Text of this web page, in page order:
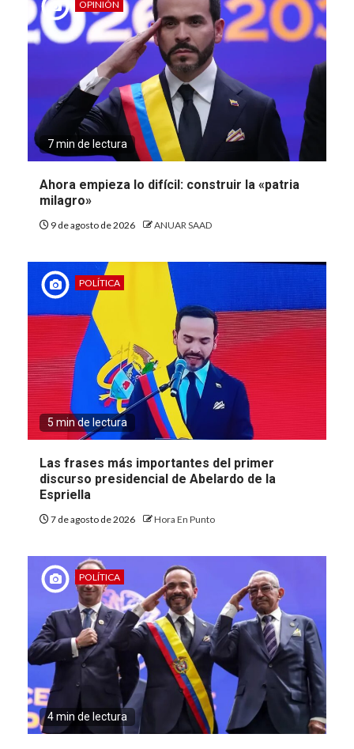
OPINIÓN
7 min de lectura
Ahora empieza lo difícil: construir la «patria
milagro»
9 de agosto de 2026 ANUAR SAAD
POLÍTICA
5 min de lectura
Las frases más importantes del primer
discurso presidencial de Abelardo de la
Espriella
7 de agosto de 2026 Hora En Punto
POLÍTICA
4 min de lectura